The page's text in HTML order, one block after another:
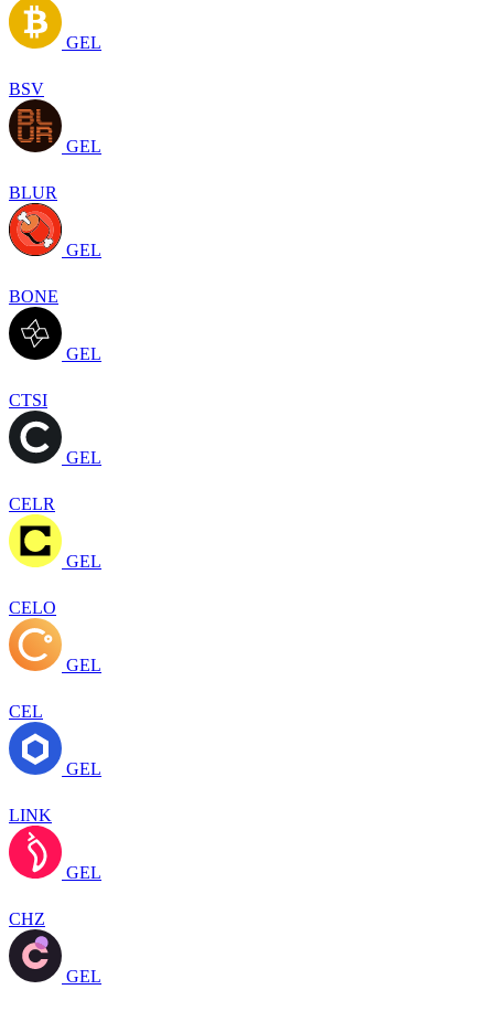
GEL
BSV
GEL
BLUR
GEL
BONE
GEL
CTSI
GEL
CELR
GEL
CELO
GEL
CEL
GEL
LINK
GEL
CHZ
GEL